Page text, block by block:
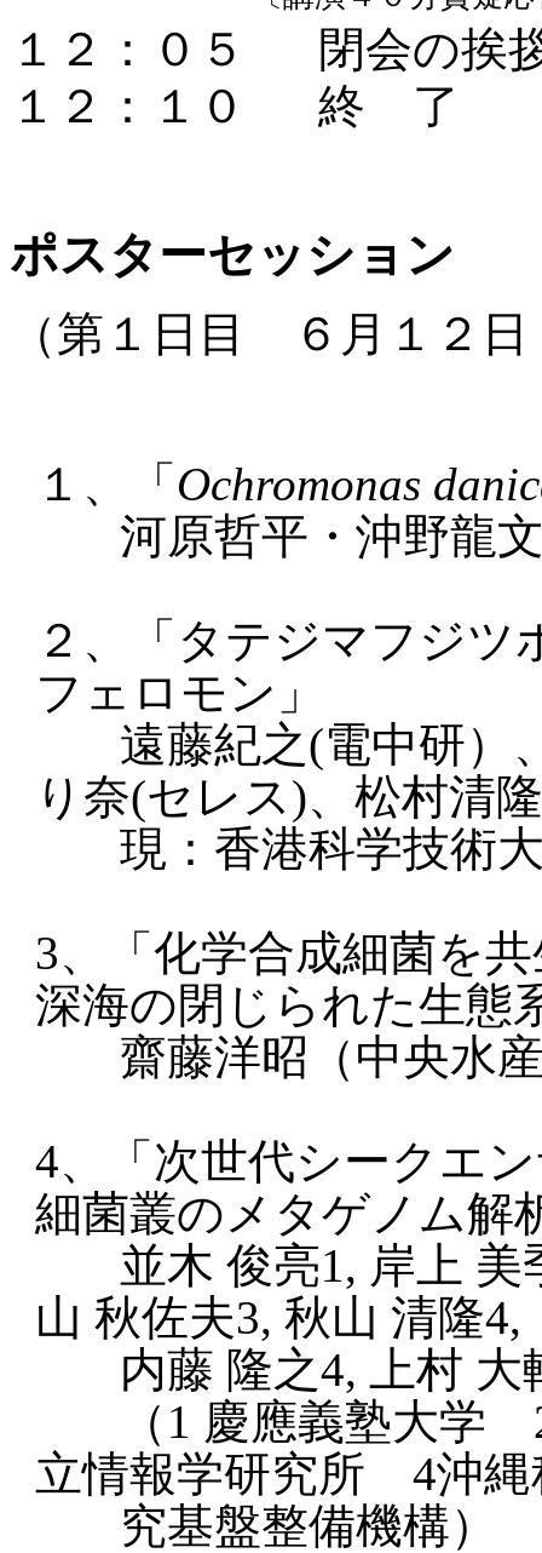
１２：０５
閉会の挨
１２：１０
終 了
ポスターセッション
（第１日目 ６月１２
１、「 Ochromonas
河原哲平・沖野龍
２、「タテジマフジツ
フェロモン」
遠藤紀之(電中研）
り奈(セレス)、松村清
現：香港科学技術
3、「化学合成細菌を
深海の閉じられた生態
齋藤洋昭（中央水
4、「次世代シークエ
細菌叢のメタゲノム解
並木 俊亮1, 岸上 美
山 秋佐夫3, 秋山 清隆4,
内藤 隆之4, 上村
（1 慶應義塾大
立情報学研究所 4沖縄
究基盤整備機構）